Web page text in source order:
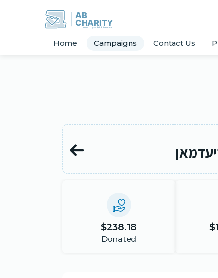
AB
CHARITY
powerd by ahblicklive.com
Home Campaigns Contact Us
$238.18
Donated